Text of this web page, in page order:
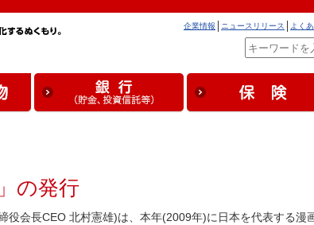
よく
ニュースリリース
企業情報
の発行
役会長CEO 北村憲雄)は、本年(2009年)に日本を代表する漫